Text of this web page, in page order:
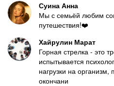
Суина Анна
Мы с семьёй любим
путешествия!❤️
Хайрулин Марат
Горная стрелка - это
испытывается
нагрузки на организм,
окончани